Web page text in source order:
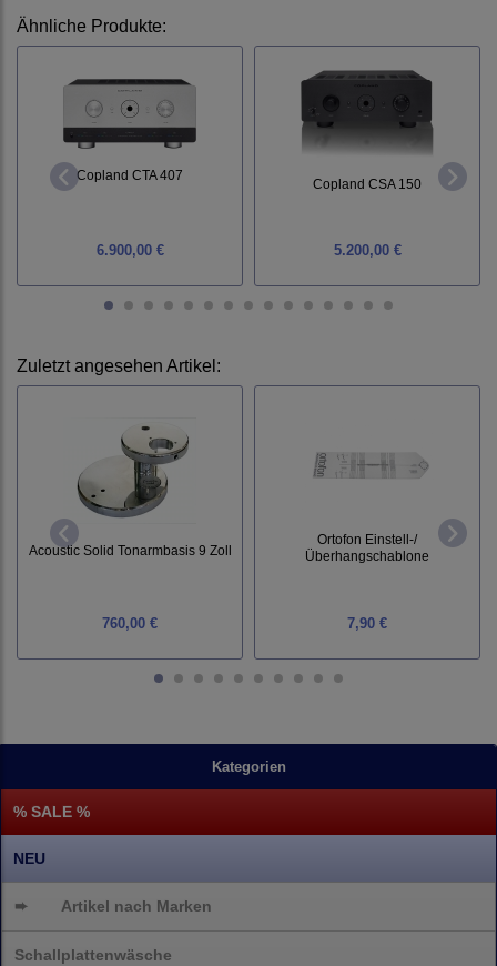
Kategorien
% SALE %
NEU
➨ Artikel nach Marken
Schallplattenwäsche
Ähnliche Produkte:
Copland CTA 407
6.900,00 €
Copland CSA 150
5.200,00 €
Zuletzt angesehen Artikel:
Acoustic Solid Tonarmbasis 9 Zoll
760,00 €
Ortofon Einstell-/
Überhangschablone
7,90 €